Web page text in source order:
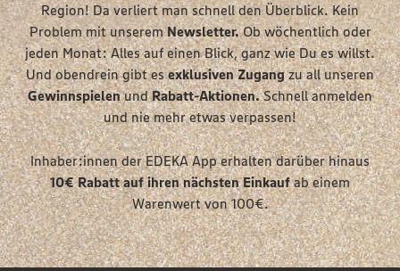
Region! Da verliert man schnell den Überblick. Kein
Problem mit unseremNewsletter.Ob wöchentlich oder
jeden Monat: Alles auf einen Blick, ganz wie Du es willst.
Und obendrein gibt esexklusiven Zugangzu all unseren
GewinnspielenundRabatt-Aktionen.Schnell anmelden
und nie mehr etwas verpassen!
Inhaber:innen der EDEKA App erhalten darüber hinaus
10€ Rabatt aufihren nächsten Einkaufab einem
Warenwert von 100€.